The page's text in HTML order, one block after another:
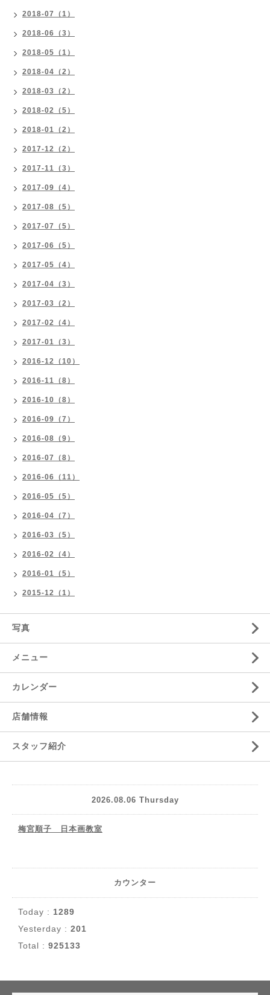
2018-07（1）
2018-06（3）
2018-05（1）
2018-04（2）
2018-03（2）
2018-02（5）
2018-01（2）
2017-12（2）
2017-11（3）
2017-09（4）
2017-08（5）
2017-07（5）
2017-06（5）
2017-05（4）
2017-04（3）
2017-03（2）
2017-02（4）
2017-01（3）
2016-12（10）
2016-11（8）
2016-10（8）
2016-09（7）
2016-08（9）
2016-07（8）
2016-06（11）
2016-05（5）
2016-04（7）
2016-03（5）
2016-02（4）
2016-01（5）
2015-12（1）
写真
メニュー
カレンダー
店舗情報
スタッフ紹介
2026.08.06 Thursday
梅宮順子 日本画教室
カウンター
Today : 1289
Yesterday : 201
Total : 925133